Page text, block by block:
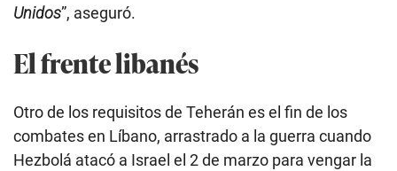
Unidos”, aseguró.
El frente libanés
Otro de los requisitos de Teherán es el fin de los
combates en Líbano, arrastrado a la guerra cuando
Hezbolá atacó a Israel el 2 de marzo para vengar la